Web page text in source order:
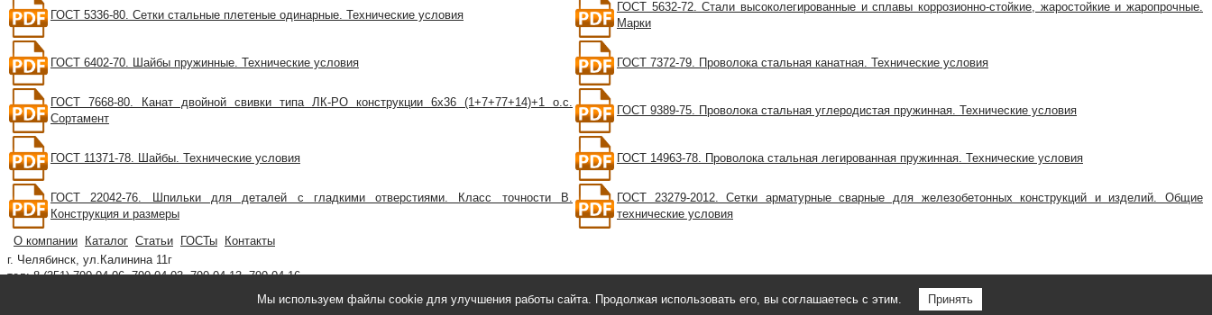
ГОСТ 5336-80. Сетки стальные плетеные одинарные. Технические условия
ГОСТ 5632-72. Стали высоколегированные и сплавы коррозионно-стойкие, жаростойкие и жаропрочные.
Марки
ГОСТ 6402-70. Шайбы пружинные. Технические условия ГОСТ 7372-79. Проволока стальная канатная. Технические условия
ГОСТ 7668-80. Канат двойной свивки типа ЛК-РО конструкции 6х36 (1+7+77+14)+1 о.с.
Сортамент
ГОСТ 9389-75. Проволока стальная углеродистая пружинная. Технические условия
ГОСТ 11371-78. Шайбы. Технические условия ГОСТ 14963-78. Проволока стальная легированная пружинная. Технические условия
ГОСТ 22042-76. Шпильки для деталей с гладкими отверстиями. Класс точности В.
Конструкция и размеры
ГОСТ 23279-2012. Сетки арматурные сварные для железобетонных конструкций и изделий. Общие
технические условия
О компании
Каталог Статьи ГОСТы
Контакты
г. Челябинск, ул.Калинина 11г
тел: 8 (351) 790-04-06, 790-04-03, 790-04-13, 790-04-16
utm83@yandex.ru
Мы используем файлы cookie для улучшения работы сайта. Продолжая использовать его, вы соглашаетесь с этим. Принять